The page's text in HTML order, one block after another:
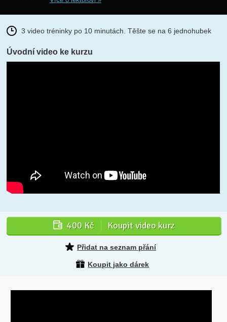
3 video tréninky po 10 minutách. Těšte se na 6 jednohubek
Úvodní video ke kurzu
400 Kč Koupit video kurz
Přidat na seznam přání
Koupit jako dárek